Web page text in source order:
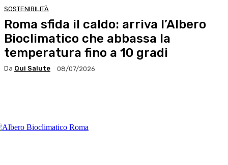
SOSTENIBILITÀ
Roma sfida il caldo: arriva l’Albero
Bioclimatico che abbassa la
temperatura fino a 10 gradi
Da Qui Salute 08/07/2026